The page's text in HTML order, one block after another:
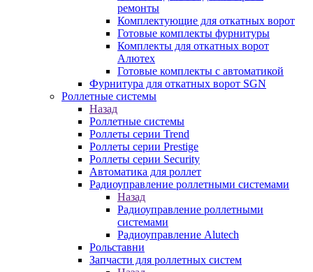
ремонты
Комплектующие для откатных ворот
Готовые комплекты фурнитуры
Комплекты для откатных ворот
Алютех
Готовые комплекты с автоматикой
Фурнитура для откатных ворот SGN
Роллетные системы
Назад
Роллетные системы
Роллеты серии Trend
Роллеты серии Prestige
Роллеты серии Security
Автоматика для роллет
Радиоуправление роллетными системами
Назад
Радиоуправление роллетными
системами
Радиоуправление Alutech
Рольставни
Запчасти для роллетных систем